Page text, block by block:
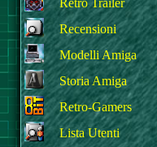
Retro Trailer
Recensioni
Modelli Amiga
Storia Amiga
Retro-Gamers
Lista Utenti